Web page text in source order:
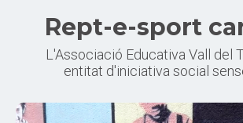
Rept-e-sport
L'Associació Educativa Vall del
entitat d'iniciativa social sense